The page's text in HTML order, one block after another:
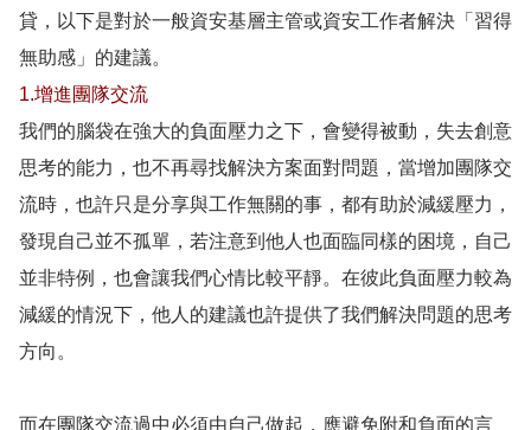
貸，以下是對於一般資安基層主管或資安工作者解決「習得
無助感」的建議。
1.增進團隊交流
我們的腦袋在強大的負面壓力之下，會變得被動，失去創意
思考的能力，也不再尋找解決方案面對問題，當增加團隊交
流時，也許只是分享與工作無關的事，都有助於減緩壓力，
發現自己並不孤單，若注意到他人也面臨同樣的困境，自己
並非特例，也會讓我們心情比較平靜。在彼此負面壓力較為
減緩的情況下，他人的建議也許提供了我們解決問題的思考
方向。
而在團隊交流過中必須由自己做起，應避免附和負面的言